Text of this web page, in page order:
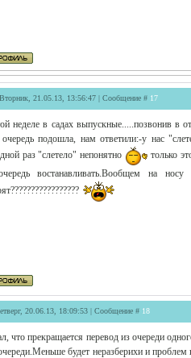
21.05.13, 13:56:47 | Сообщение # 17
неделе в садах выпускные.....позвонив в
подошла, нам ответили:-у нас
раз "слетело" непонятно
только
востанавливать.Вообщем на
20.06.13, 18:09:53 | Сообщение # 18
что прекращается перевод из очереди
будет неразберихи и